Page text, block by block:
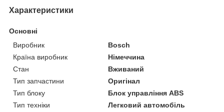
Характеристики
Основні
Виробник
Bosch
Країна виробник
Німеччина
Стан
Вживаний
Тип запчастини
Оригінал
Тип блоку
Блок управління ABS
Тип техніки
Легковий автомобіль